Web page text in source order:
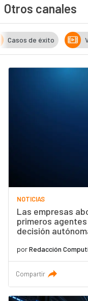
Otros canales
Casos de éxito
NOTICIAS
Las empresas
primeros
decisión
porRedacción
Compartir